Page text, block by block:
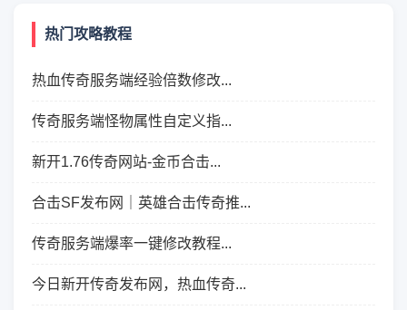
热门攻略教程
热血传奇服务端经验倍数修改...
传奇服务端怪物属性自定义指...
新开1.76传奇网站-金币合击...
合击SF发布网｜英雄合击传奇推...
传奇服务端爆率一键修改教程...
今日新开传奇发布网，热血传奇...